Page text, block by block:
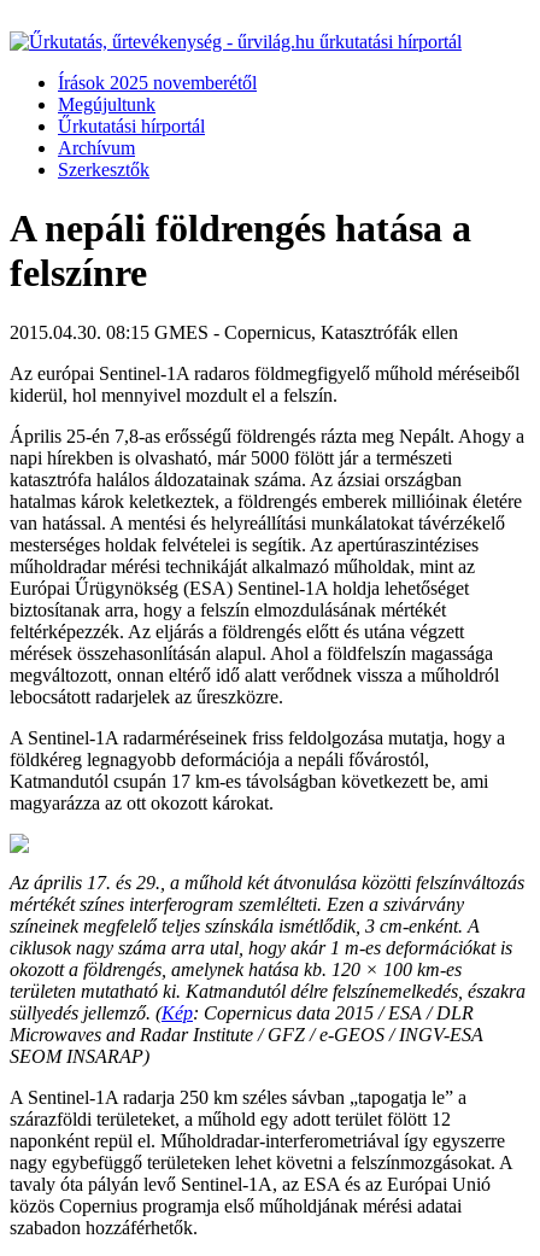
Írások 2025 novemberétől
Megújultunk
Űrkutatási hírportál
Archívum
Szerkesztők
A nepáli földrengés hatása a
felszínre
2015.04.30. 08:15 GMES - Copernicus, Katasztrófák ellen
Az európai Sentinel-1A radaros földmegfigyelő műhold méréseiből
kiderül, hol mennyivel mozdult el a felszín.
Április 25-én 7,8-as erősségű földrengés rázta meg Nepált. Ahogy a
napi hírekben is olvasható, már 5000 fölött jár a természeti
katasztrófa halálos áldozatainak száma. Az ázsiai országban
hatalmas károk keletkeztek, a földrengés emberek millióinak életére
van hatással. A mentési és helyreállítási munkálatokat távérzékelő
mesterséges holdak felvételei is segítik. Az apertúraszintézises
műholdradar mérési technikáját alkalmazó műholdak, mint az
Európai Űrügynökség (ESA) Sentinel-1A holdja lehetőséget
biztosítanak arra, hogy a felszín elmozdulásának mértékét
feltérképezzék. Az eljárás a földrengés előtt és utána végzett
mérések összehasonlításán alapul. Ahol a földfelszín magassága
megváltozott, onnan eltérő idő alatt verődnek vissza a műholdról
lebocsátott radarjelek az űreszközre.
A Sentinel-1A radarméréseinek friss feldolgozása mutatja, hogy a
földkéreg legnagyobb deformációja a nepáli fővárostól,
Katmandutól csupán 17 km-es távolságban következett be, ami
magyarázza az ott okozott károkat.
Az április 17. és 29., a műhold két átvonulása közötti felszínváltozás
mértékét színes interferogram szemlélteti. Ezen a szivárvány
színeinek megfelelő teljes színskála ismétlődik, 3 cm-enként. A
ciklusok nagy száma arra utal, hogy akár 1 m-es deformációkat is
okozott a földrengés, amelynek hatása kb. 120 × 100 km-es
területen mutatható ki. Katmandutól délre felszínemelkedés, északra
süllyedés jellemző. (Kép: Copernicus data 2015 / ESA / DLR
Microwaves and Radar Institute / GFZ / e-GEOS / INGV-ESA
SEOM INSARAP)
A Sentinel-1A radarja 250 km széles sávban „tapogatja le” a
szárazföldi területeket, a műhold egy adott terület fölött 12
naponként repül el. Műholdradar-interferometriával így egyszerre
nagy egybefüggő területeken lehet követni a felszínmozgásokat. A
tavaly óta pályán levő Sentinel-1A, az ESA és az Európai Unió
közös Copernius programja első műholdjának mérési adatai
szabadon hozzáférhetők.